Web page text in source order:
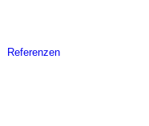
Referenzen